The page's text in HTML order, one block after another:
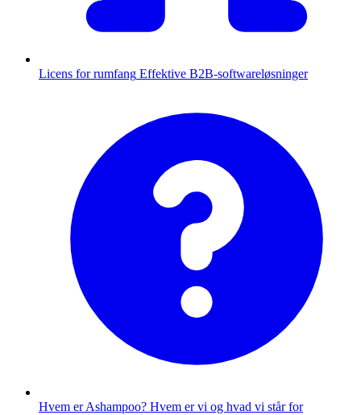
Licens for rumfang Effektive B2B-softwareløsninger
Hvem er Ashampoo? Hvem er vi og hvad vi står for